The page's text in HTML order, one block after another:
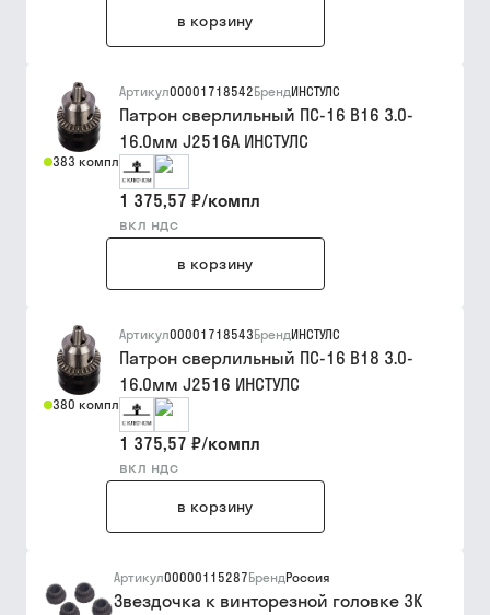
в корзину
383 компл
Артикул00001718542БрендИНСТУЛС
Патрон сверлильный ПС-16 В16 3.0-
16.0мм J2516А ИНСТУЛС
1 375,57 ₽/компл
вкл ндс
в корзину
380 компл
Артикул00001718543БрендИНСТУЛС
Патрон сверлильный ПС-16 В18 3.0-
16.0мм J2516 ИНСТУЛС
1 375,57 ₽/компл
вкл ндс
в корзину
Артикул00000115287БрендРоссия
Звездочка к винторезной головке 3К